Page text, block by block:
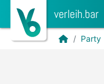
verleih.bar
Party